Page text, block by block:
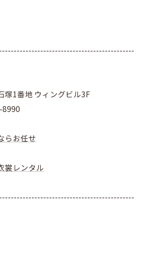
塚1番地 ウィングビル3F
8990
らお任せ
裳レンタル